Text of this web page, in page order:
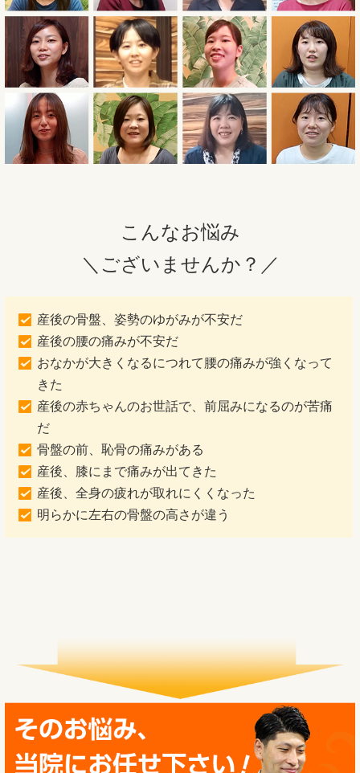
こんなお悩み
＼ございませんか？／
産後の骨盤、姿勢のゆがみが不安だ
産後の腰の痛みが不安だ
おなかが大きくなるにつれて腰の痛みが強くなって
きた
産後の赤ちゃんのお世話で、前屈みになるのが苦痛
だ
骨盤の前、恥骨の痛みがある
産後、膝にまで痛みが出てきた
産後、全身の疲れが取れにくくなった
明らかに左右の骨盤の高さが違う